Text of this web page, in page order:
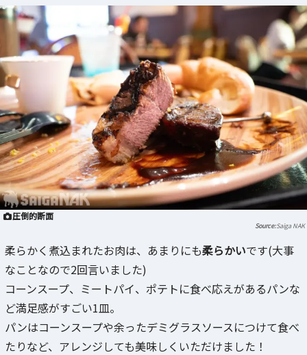
圧倒的断面
Saiga NAK
柔らかく煮込まれたお肉は、あまりにも柔らかいです(大事
なことなので2回言いました)
コーンスープ、ミートパイ、ポテトに食べ応えがあるパンな
ど満足感がすごい1皿。
パンはコーンスープや余ったデミグラスソースにつけて食べ
たりなど、アレンジしても美味しくいただけました！